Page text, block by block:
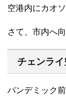
空港内にカオ
さて、市内へ向
チェンラ
パンデミック